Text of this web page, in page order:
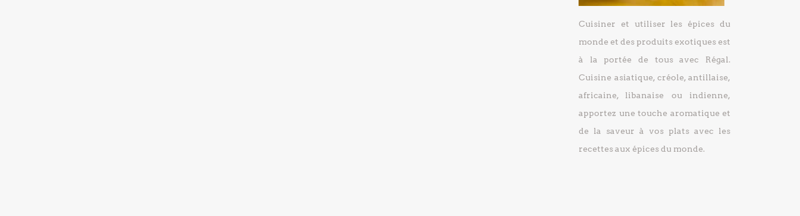
Cuisiner et utiliser les épices du
monde et des produits exotiques est
à la portée de tous avec Régal.
Cuisine asiatique, créole, antillaise,
africaine, libanaise ou indienne,
apportez une touche aromatique et
de la saveur à vos plats avec les
recettes aux épices du monde.